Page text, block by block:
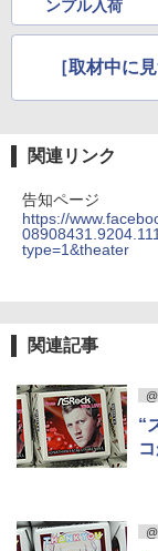
ンプル入荷
［取材中に
関連リンク
告知ページ
https://
type=1&theater
関連記事
“